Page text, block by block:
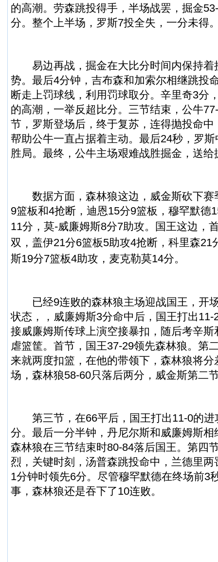
的高潮。劳森跳投得手，半场战罢，掘金
分。整个上半场，罗斯7投全失，一分未得
易边再战，掘金在大比分时间内保持着
势。最后4分钟，吉布森和加索尔相继跳投
断走上罚球线，利用罚球取分。辛里奇3分
的高潮，一举反超比分。三节结束，公牛
节，罗斯登场后，终于复苏，连得抛投命
帮助公牛一直占据着主动。最后24秒，罗
胜局。最终，公牛主场艰难战胜掘金，送给
数据方面，森林狼这边，威金斯砍下赛
9篮板和4抢断，迪恩15分9篮板，穆罕默德
11分，莫-威廉姆斯8分7助攻。
国王这边，
双，盖伊21分6篮板5助攻4抢断，科里森21
斯19分7篮板4助攻，麦克勒莫14分。
已经9连败的森林狼主场迎战国王，开
状态，，威廉姆斯3分命中后，国王打出11-
接威廉姆斯传球上演空接暴扣，随后考辛
虐篮筐。首节，国王37-29领先森林狼。第
来就两度扣篮，在他的带领下，森林狼将
场，森林狼58-60只落后两分，威金斯第二
第三节，在66平后，国王打出11-0的进
分。最后一分半钟，丹尼尔斯和威廉姆斯
森林狼在三节结束时80-84落后国王。第四
烈，关键时刻，汤普森跳投命中，兰德里
1分钟时领先6分。尽管穆罕默德在终场前3
事，森林狼还是吞下了10连败。